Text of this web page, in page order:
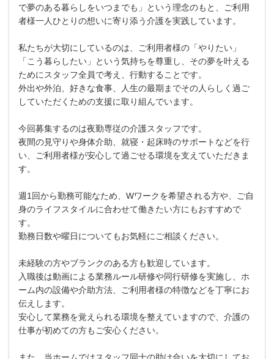
で夢のある暮らしをいつまでも」という理念のもと、ご利用
者様一人ひとりの想いに寄り添う介護を実践しています。
私たちが大切にしているのは、ご利用者様の「やりたい」
「こう暮らしたい」という気持ちを尊重し、その夢を叶える
ためにスタッフ全員で考え、行動することです。
外出や外泊、好きな食事、人生の最期までその人らしく過ご
していただくための支援に取り組んでいます。
今回募集するのは夜勤専従の介護スタッフです。
夜間の見守りや身体介助、就寝・起床時のサポートなどを行
い、ご利用者様が安心して過ごせる環境を支えていただきま
す。
週1回から勤務可能なため、Wワークを希望される方や、ご自
身のライフスタイルに合わせて働きたい方にもおすすめで
す。
勤務日数や曜日についてもお気軽にご相談ください。
未経験の方やブランクのある方も歓迎しています。
入職後は動画による業務ルール研修や同行研修を実施し、ホ
ーム内の設備や介助方法、ご利用者様の特徴などを丁寧にお
伝えします。
安心して業務を覚えられる環境を整えていますので、介護の
仕事が初めての方もご安心ください。
また、当ホームではスタッフ同士の助け合いを大切にしてお